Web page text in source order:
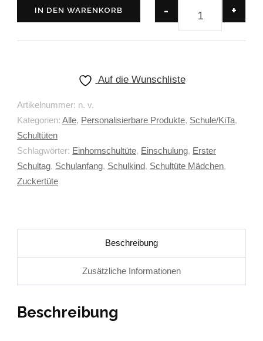
- +
IN DEN WARENKORB
Auf die Wunschliste
Artikelnummer: n. v.
Kategorien: Alle, Personalisierbare Produkte, Schule/KiTa,
Schultüten
Schlagwörter: Einhornschultüte, Einschulung, Erster
Schultag, Schulanfang, Schulkind, Schultüte Mädchen,
Zuckertüte
Beschreibung
Zusätzliche Informationen
Beschreibung